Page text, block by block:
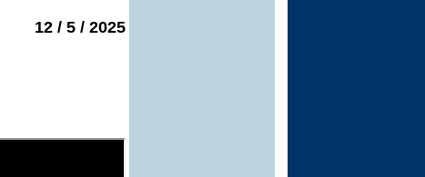
2025 / 5 / 12